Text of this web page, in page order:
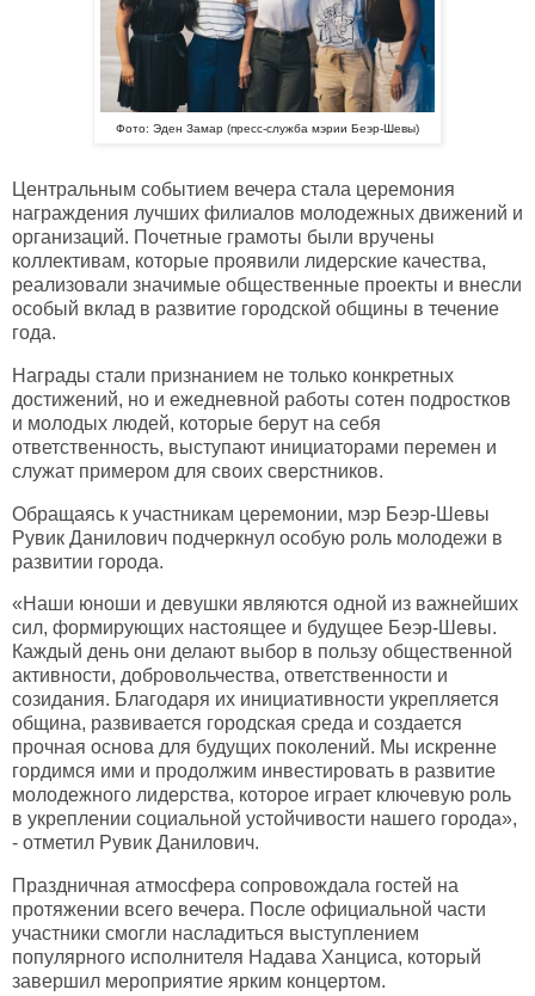
Фото: Эден Замар (пресс-служба мэрии Беэр-Шевы)
Центральным событием вечера стала церемония
награждения лучших филиалов молодежных движений и
организаций. Почетные грамоты были вручены
коллективам, которые проявили лидерские качества,
реализовали значимые общественные проекты и внесли
особый вклад в развитие городской общины в течение
года.
Награды стали признанием не только конкретных
достижений, но и ежедневной работы сотен подростков
и молодых людей, которые берут на себя
ответственность, выступают инициаторами перемен и
служат примером для своих сверстников.
Обращаясь к участникам церемонии, мэр Беэр-Шевы
Рувик Данилович подчеркнул особую роль молодежи в
развитии города.
«Наши юноши и девушки являются одной из важнейших
сил, формирующих настоящее и будущее Беэр-Шевы.
Каждый день они делают выбор в пользу общественной
активности, добровольчества, ответственности и
созидания. Благодаря их инициативности укрепляется
община, развивается городская среда и создается
прочная основа для будущих поколений. Мы искренне
гордимся ими и продолжим инвестировать в развитие
молодежного лидерства, которое играет ключевую роль
в укреплении социальной устойчивости нашего города»,
- отметил Рувик Данилович.
Праздничная атмосфера сопровождала гостей на
протяжении всего вечера. После официальной части
участники смогли насладиться выступлением
популярного исполнителя Надава Ханциса, который
завершил мероприятие ярким концертом.